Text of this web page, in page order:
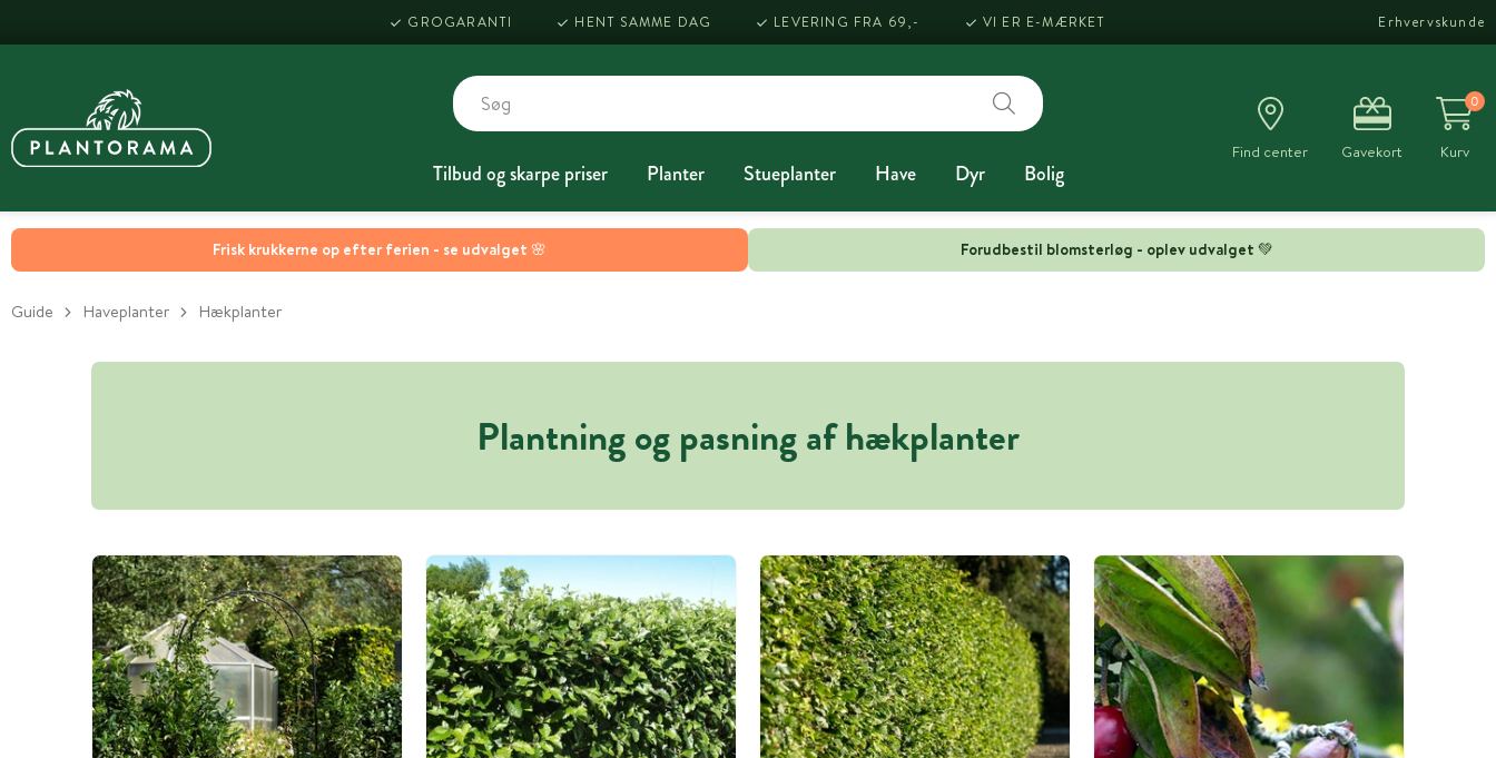
Frisk krukkerne op efter ferien - se udvalget 🌸 Forudbestil blomsterløg - oplev udvalget 💚
GROGARANTI HENT SAMME DAG LEVERING FRA 69,- VI ER E-MÆRKET Erhvervskunde
Tilbud og skarpe priser Planter Stueplanter Have Dyr Bolig
Find center Gavekort
0
Kurv
Guide Haveplanter Hækplanter
Plantning og pasning af hækplanter